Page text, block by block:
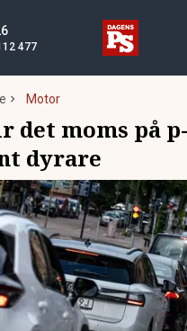
477
Motor
det moms på
dyrare